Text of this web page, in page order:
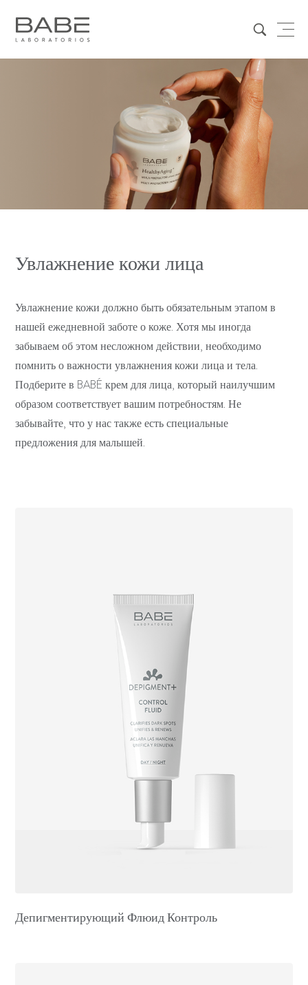
Увлажнение кожи лица
Увлажнение кожи должно быть обязательным этапом в
нашей ежедневной заботе о коже. Хотя мы иногда
забываем об этом несложном действии, необходимо
помнить о важности увлажнения кожи лица и тела.
Подберите в BABÉ крем для лица, который наилучшим
образом соответствует вашим потребностям. Не
забывайте, что у нас также есть специальные
предложения для малышей.
Депигментирующий Флюид Контроль